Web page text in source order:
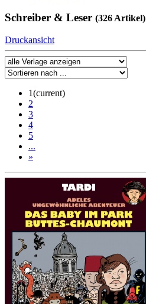
Schreiber & Leser (326 Artikel)
Druckansicht
1(current)
2
3
4
5
...
»